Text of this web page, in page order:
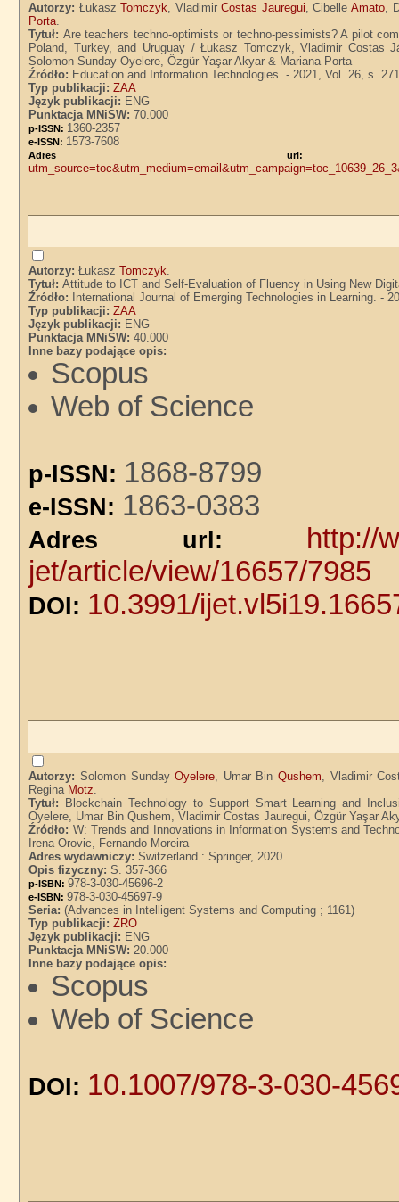
Autorzy: ŁukaszTomczyk, VladimirCostas Jauregui, CibelleAmato,
Porta.
Tytuł: Are teachers techno-optimists or techno-pessimists? A pilot
Poland, Turkey, and Uruguay / Łukasz Tomczyk, Vladimir Costas
Solomon Sunday Oyelere, Özgür Yaşar Akyar & Mariana Porta
Źródło: Education and Information Technologies. - 2021, Vol. 26, s.
Typ publikacji:ZAA
Język publikacji: ENG
Punktacja MNiSW:70.000
p-ISSN: 1360-2357
e-ISSN: 1573-7608
Adres
Autorzy:ŁukaszTomczyk.
Tytuł:Attitude to ICT and Self-Evaluation of Fluency in Using New
Źródło:
International Journal of Emerging Technologies in Learning. -
Typ publikacji:ZAA
Język publikacji: ENG
Punktacja MNiSW:40.000
Inne bazy podające opis:
Scopus
Web of Science
p-ISSN: 1868-8799
e-ISSN: 1863-0383
Adres url:
http://
jet/article/view/16657/7985
DOI: 10.3991/
Autorzy: Solomon SundayOyelere, Umar BinQushem, Vladimir
Regina Motz.
Tytuł:
Blockchain Technology to Support Smart Learning and
Oyelere, Umar Bin Qushem, Vladimir Costas Jauregui, Özgür Yaşar
Źródło: W: Trends and Innovations in Information Systems and
Irena Orovic, Fernando Moreira
Adres wydawniczy:Switzerland : Springer, 2020
Opis fizyczny:S. 357-366
p-ISBN:978-3-030-45696-2
e-ISBN:978-3-030-45697-9
Seria:(Advances in Intelligent Systems and Computing ; 1161)
Typ publikacji:ZRO
Język publikacji: ENG
Punktacja MNiSW:20.000
Inne bazy podające opis:
Scopus
Web of Science
DOI: 10.1007/978-3-030-